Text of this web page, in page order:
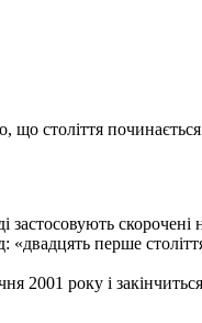
століття починається
скорочені
«двадцять перше
2001 року і